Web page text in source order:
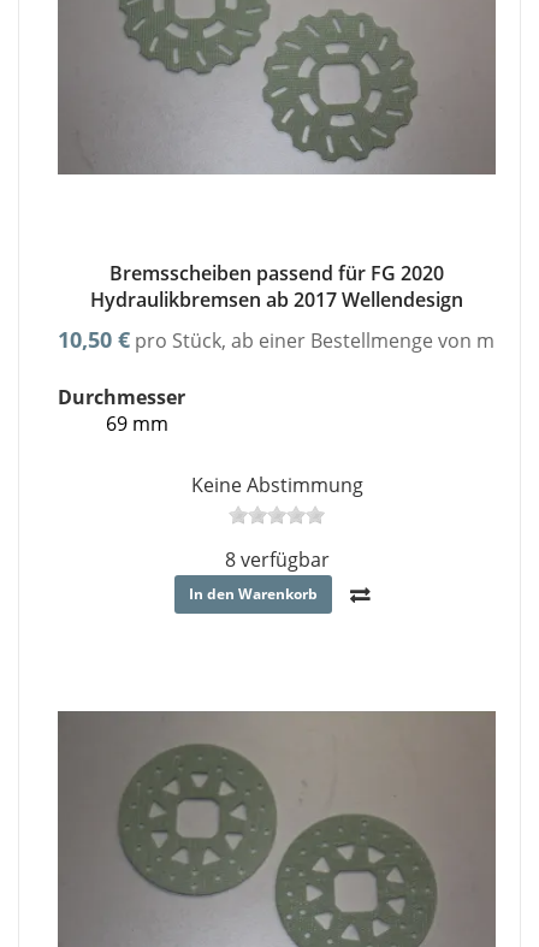
Bremsscheiben passend für FG 2020
Hydraulikbremsen ab 2017 Wellendesign
10,50 € pro Stück, ab einer Bestellmenge von
Durchmesser
69 mm
Keine Abstimmung
8 verfügbar
In den Warenkorb